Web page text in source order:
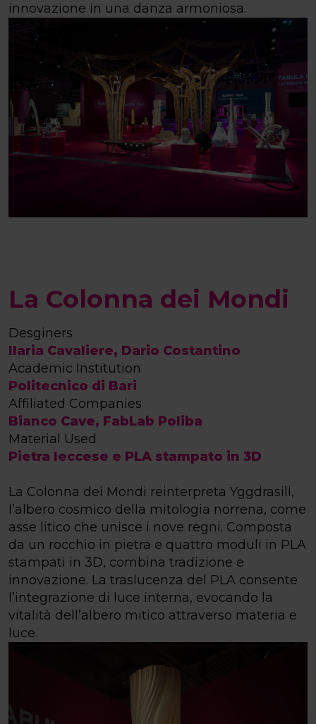
innovazione in una danza armoniosa.
La Colonna dei Mondi
Desginers
Ilaria Cavaliere, Dario Costantino
Academic Institution
Politecnico di Bari
Affiliated Companies
Bianco Cave, FabLab Poliba
Material Used
Pietra leccese e PLA stampato in 3D
La Colonna dei Mondi reinterpreta Yggdrasill,
l’albero cosmico della mitologia norrena, come
asse litico che unisce i nove regni. Composta
da un rocchio in pietra e quattro moduli in PLA
stampati in 3D, combina tradizione e
innovazione. La traslucenza del PLA consente
l’integrazione di luce interna, evocando la
vitalità dell’albero mitico attraverso materia e
luce.